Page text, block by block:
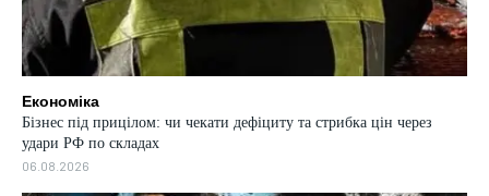
Економіка
Бізнес під прицілом: чи чекати дефіциту та стрибка цін через
удари РФ по складах
06.08.2026